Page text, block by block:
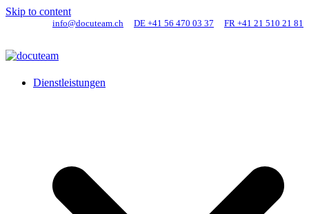
Skip to content
info@docuteam.ch DE +41 56 470 03 37 FR +41 21 510 21 81
Dienstleistungen